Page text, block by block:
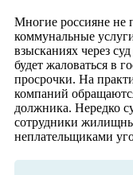
Многие россияне не
коммунальные
взысканиях через
будет жаловаться в
просрочки. На
компаний
должника. Нередко
сотрудники
неплательщиками